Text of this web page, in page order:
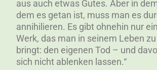
aus auch etwas Gutes. Aber in
dem es getan ist, muss man es
annihilieren. Es gibt ohnehin nur
Werk, das man in seinem Leben
bringt: den eigenen Tod – und
sich nicht ablenken lassen.“